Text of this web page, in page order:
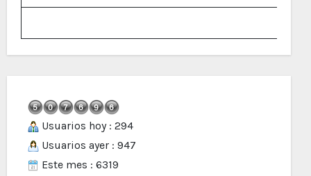
Usuarios hoy : 294
Usuarios ayer : 947
Este mes : 6319